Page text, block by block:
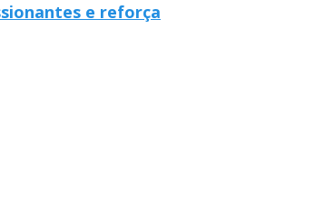
e reforça